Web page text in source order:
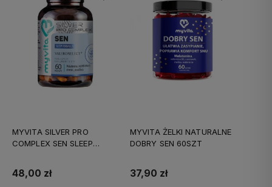
MYVITA SILVER PRO
COMPLEX SEN SLEEP
48,00 zł
MYVITA ŻELKI NATURALNE
DOBRY SEN 60SZT
37,90 zł